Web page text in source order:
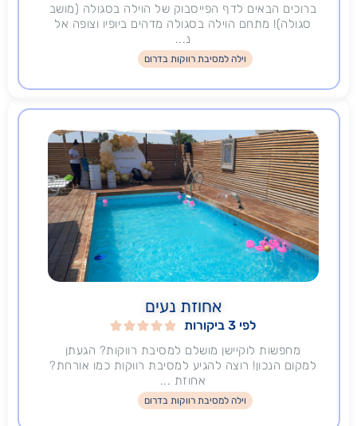
ברוכים הבאים לדף הפייסבוק של הוילה בסגולה (מושב
סגולה)! מתחם הוילה בסגולה מדהים ביופיו וצופה אל
נ...
וילה למסיבת רווקות בדרום
אחוזת נעים
לפי 3 ביקורות 




מחפשות לוקיישן מושלם למסיבת רווקות? הגעתן
למקום הנכון! רוצה להגיע למסיבת רווקות כמו אורחת?
אחוזת ...
וילה למסיבת רווקות בדרום